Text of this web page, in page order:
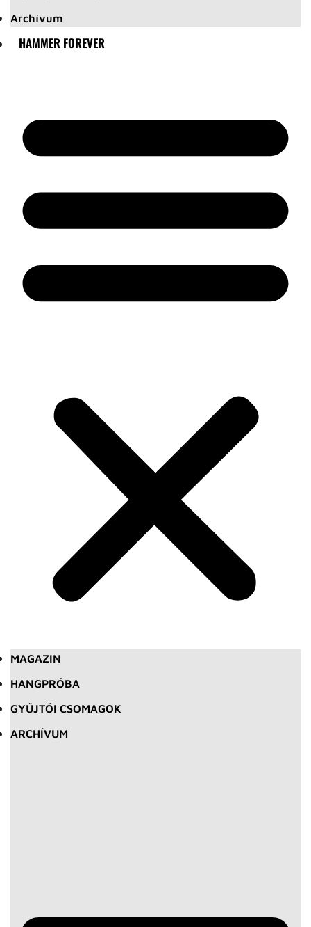
Archívum
HAMMER FOREVER
MAGAZIN
HANGPRÓBA
GYŰJTŐI CSOMAGOK
ARCHÍVUM